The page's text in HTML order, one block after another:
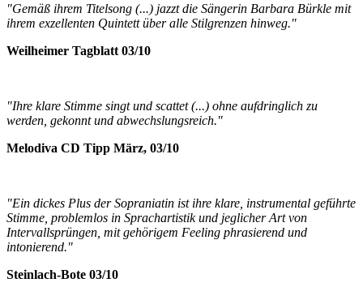
"Gemäß ihrem Titelsong (...) jazzt die Sängerin Barbara Bürkle mit
ihrem exzellenten Quintett über alle Stilgrenzen hinweg."
Weilheimer Tagblatt 03/10
"Ihre klare Stimme singt und scattet (...) ohne aufdringlich zu
werden, gekonnt und abwechslungsreich."
Melodiva CD Tipp März, 03/10
"Ein dickes Plus der Sopraniatin ist ihre klare, instrumental geführte
Stimme, problemlos in Sprachartistik und jeglicher Art von
Intervallsprüngen, mit gehörigem Feeling phrasierend und
intonierend."
Steinlach-Bote 03/10